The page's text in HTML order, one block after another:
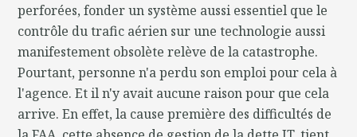
perforées, fonder un système aussi essentiel que le
contrôle du trafic aérien sur une technologie aussi
manifestement obsolète relève de la catastrophe.
Pourtant, personne n'a perdu son emploi pour cela à
l'agence. Et il n'y avait aucune raison pour que cela
arrive. En effet, la cause première des difficultés de